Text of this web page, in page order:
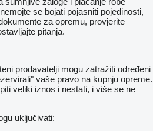
se bojati pojasniti pojedinosti,
za opremu, provjerite
pitanja.
prodavatelji mogu zatražiti određeni
vaše pravo na kupnju opreme.
veliki iznos i nestati, i više se ne
uključivati: